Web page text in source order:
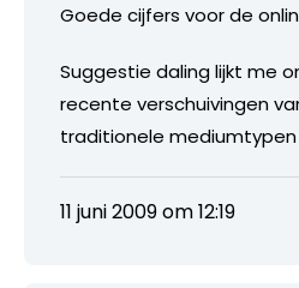
Goede cijfers voor de
Suggestie daling lijkt me
recente verschuivingen
traditionele mediumtypen
11 juni 2009 om 12:19